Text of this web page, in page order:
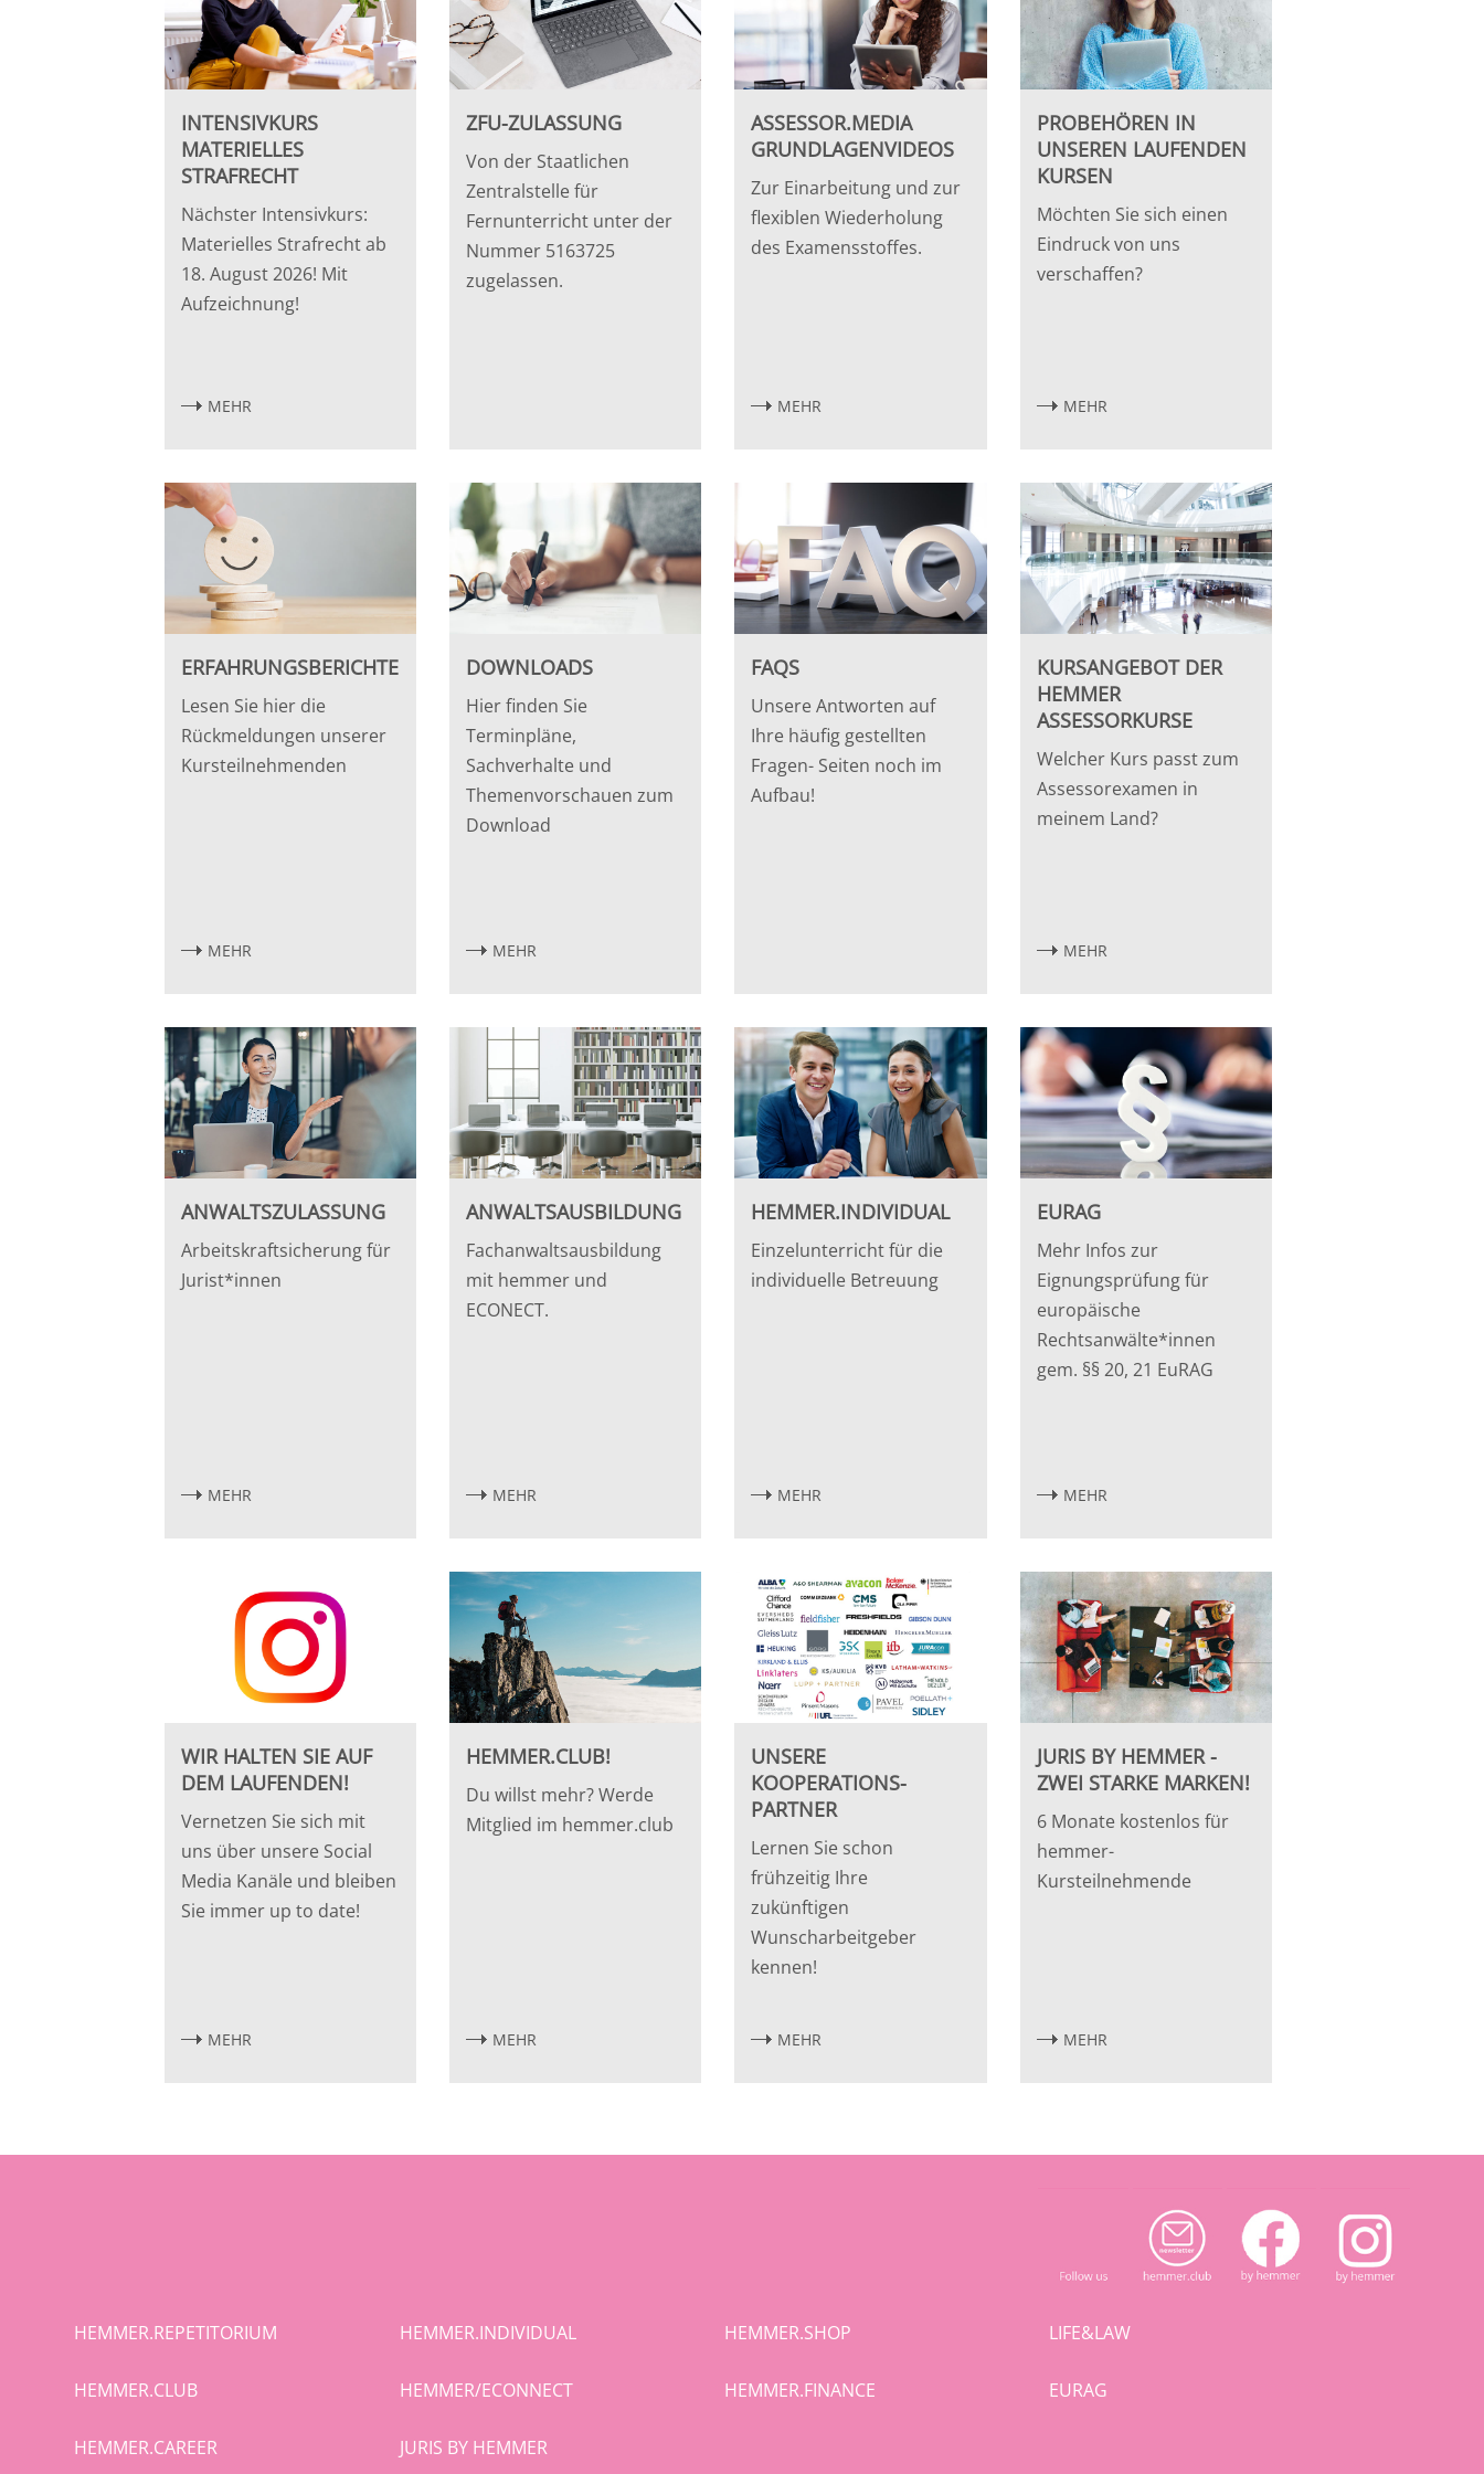
INTENSIVKURS
MATERIELLES
STRAFRECHT
Nächster Intensivkurs:
Materielles Strafrecht ab
18. August 2026! Mit
Aufzeichnung!
MEHR
ZFU-ZULASSUNG
Von der Staatlichen
Zentralstelle für
Fernunterricht unter der
Nummer 5163725
zugelassen.
ASSESSOR.MEDIA
GRUNDLAGENVIDEOS
Zur Einarbeitung und zur
flexiblen Wiederholung
des Examensstoffes.
MEHR
PROBEHÖREN IN
UNSEREN LAUFENDEN
KURSEN
Möchten Sie sich einen
Eindruck von uns
verschaffen?
MEHR
ERFAHRUNGSBERICHTE
Lesen Sie hier die
Rückmeldungen unserer
Kursteilnehmenden
MEHR
DOWNLOADS
Hier finden Sie
Terminpläne,
Sachverhalte und
Themenvorschauen zum
Download
MEHR
FAQS
Unsere Antworten auf
Ihre häufig gestellten
Fragen- Seiten noch im
Aufbau!
KURSANGEBOT DER
HEMMER
ASSESSORKURSE
Welcher Kurs passt zum
Assessorexamen in
meinem Land?
MEHR
ANWALTSZULASSUNG
Arbeitskraftsicherung für
Jurist*innen
MEHR
ANWALTSAUSBILDUNG
Fachanwaltsausbildung
mit hemmer und
ECONECT.
MEHR
HEMMER.INDIVIDUAL
Einzelunterricht für die
individuelle Betreuung
MEHR
EURAG
Mehr Infos zur
Eignungsprüfung für
europäische
Rechtsanwälte*innen
gem. §§ 20, 21 EuRAG
MEHR
WIR HALTEN SIE AUF
DEM LAUFENDEN!
Vernetzen Sie sich mit
uns über unsere Social
Media Kanäle und bleiben
Sie immer up to date!
MEHR
HEMMER.CLUB!
Du willst mehr? Werde
Mitglied im hemmer.club
MEHR
UNSERE
KOOPERATIONS-
PARTNER
Lernen Sie schon
frühzeitig Ihre
zukünftigen
Wunscharbeitgeber
kennen!
MEHR
JURIS BY HEMMER -
ZWEI STARKE MARKEN!
6 Monate kostenlos für
hemmer-
Kursteilnehmende
MEHR
HEMMER.REPETITORIUM HEMMER.INDIVIDUAL HEMMER.SHOP LIFE&LAW
HEMMER.CLUB HEMMER/ECONNECT HEMMER.FINANCE EURAG
HEMMER.CAREER JURIS BY HEMMER